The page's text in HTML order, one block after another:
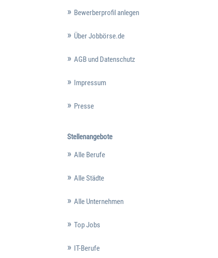
Bewerberprofil anlegen
Über Jobbörse.de
AGB und Datenschutz
Impressum
Presse
Stellenangebote
Alle Berufe
Alle Städte
Alle Unternehmen
Top Jobs
IT-Berufe